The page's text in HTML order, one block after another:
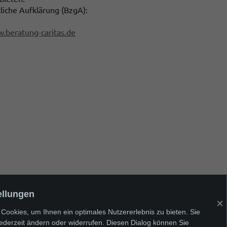
Aufklärung (BzgA):
caritas.de
Eltern
×
um Ihnen ein optimales Nutzererlebnis zu bieten. Sie
ändern oder widerrufen. Diesen Dialog können Sie